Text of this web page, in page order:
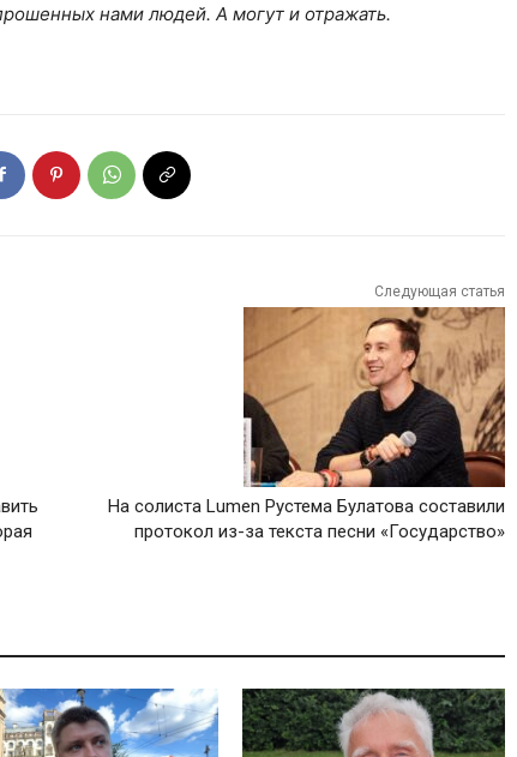
нами людей. А могут и отражать.
Следующая статья
На солиста Lumen Рустема Булатова составили
протокол из-за текста песни «Государство»